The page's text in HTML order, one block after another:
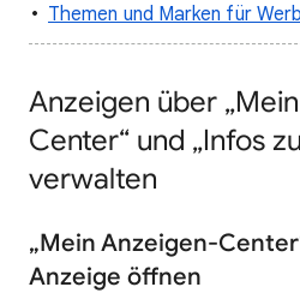
Themen und Marken für
Anzeigen über
Center“ und „Infos
verwalten
„Mein Anzeigen-
Anzeige öffnen